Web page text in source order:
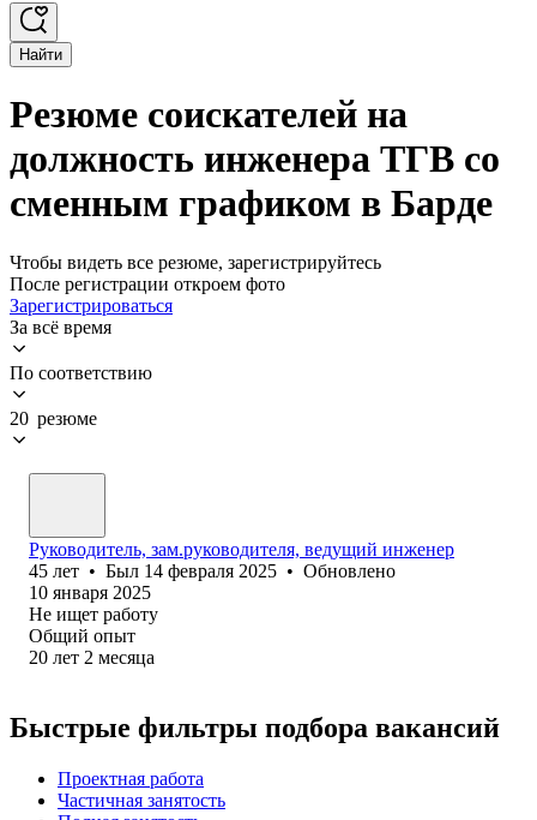
Найти
Резюме соискателей на
должность инженера ТГВ со
сменным графиком в Барде
Чтобы видеть все резюме, зарегистрируйтесь
После регистрации откроем фото
Зарегистрироваться
За всё время
По соответствию
20 резюме
Руководитель, зам.руководителя, ведущий инженер
45 лет • Был 14 февраля 2025 • Обновлено
10 января 2025
Не ищет работу
Общий опыт
20 лет 2 месяца
Быстрые фильтры подбора вакансий
Проектная работа
Частичная занятость